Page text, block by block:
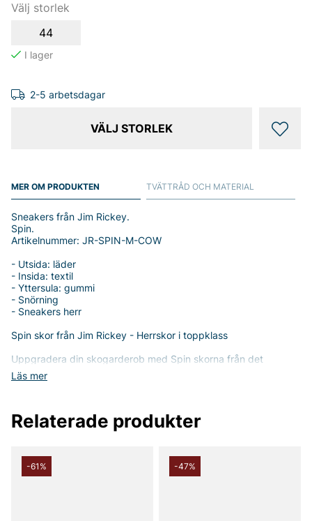
Välj storlek
44
2-5 arbetsdagar
VÄLJ STORLEK
MER OM PRODUKTEN
Läs mer
Sneakers från Jim Rickey.
Spin.
Artikelnummer: JR-SPIN-M-COW
- Utsida: läder
- Insida: textil
- Yttersula: gummi
- Snörning
- Sneakers herr
Spin skor från Jim Rickey - Herrskor i toppklass
Uppgradera din skogarderob med Spin skorna från det
välrenommerade varumärket Jim Rickey. Dessa stiliga
sneakers kombinerar en sofistikerad design med
Spin skorna är tillverkade av högkvalitativt läder på utsidan,
exceptionellt hållbara. Inuti hittar du mjuk och andningsbar
textil som bidrar till en bekväm och fuktabsorberande
passform. Den robusta yttersulan i gummi ger ett bra grepp
TVÄTTRÅD OCH MATERIAL
Relaterade produkter
-61% -47%